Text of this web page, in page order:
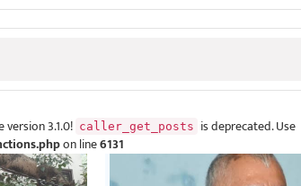
version 3.1.0! caller_get_posts is deprecated. Use
on line6131